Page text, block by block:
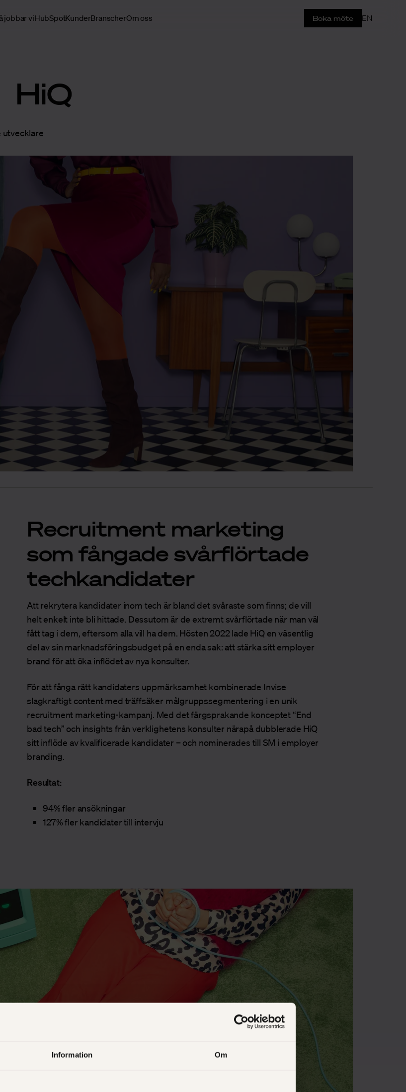
Information Om
jobbar viHubSpotKunderBranscherOm oss Boka möte EN
HiQ
Recruitment marketing
som fångade svårflörtade
techkandidater
Att rekrytera kandidater inom tech är bland det svåraste som finns; de vill
helt enkelt inte bli hittade. Dessutom är de extremt svårflörtade när man väl
fått tag i dem, eftersom alla vill ha dem. Hösten 2022 lade HiQ en väsentlig
del av sin marknadsföringsbudget på en enda sak: att stärka sitt employer
brand för att öka inflödet av nya konsulter.
För att fånga rätt kandidaters uppmärksamhet kombinerade Invise
slagkraftigt content med träffsäker målgruppssegmentering i en unik
recruitment marketing-kampanj. Med det färgsprakande konceptet “End
bad tech” och insights från verklighetens konsulter närapå dubblerade HiQ
sitt inflöde av kvalificerade kandidater – och nominerades till SM i employer
branding.
Resultat:
94% fler ansökningar
127% fler kandidater till intervju